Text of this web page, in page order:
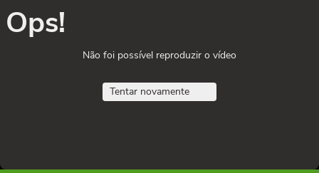
Ops!
Não foi possível reproduzir o vídeo
Tentar novamente